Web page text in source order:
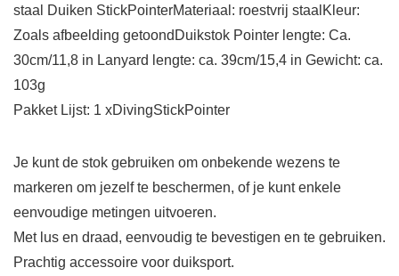
staal Duiken StickPointerMateriaal: roestvrij staalKleur:
Zoals afbeelding getoondDuikstok Pointer lengte: Ca.
30cm/11,8 in Lanyard lengte: ca. 39cm/15,4 in Gewicht: ca.
103g
Pakket Lijst: 1 xDivingStickPointer
Je kunt de stok gebruiken om onbekende wezens te
markeren om jezelf te beschermen, of je kunt enkele
eenvoudige metingen uitvoeren.
Met lus en draad, eenvoudig te bevestigen en te gebruiken.
Prachtig accessoire voor duiksport.